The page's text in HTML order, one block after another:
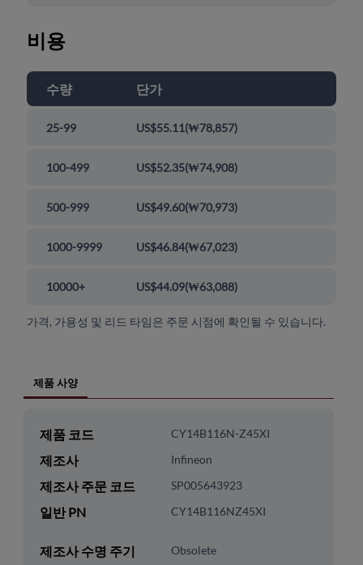
비용
수량 단가
25-99 US$55.11(₩78,857)
100-499 US$52.35(₩74,908)
500-999 US$49.60(₩70,973)
1000-9999 US$46.84(₩67,023)
10000+ US$44.09(₩63,088)
가격, 가용성 및 리드 타임은 주문 시점에 확인될 수 있습니다.
제품 사양
제품 코드 CY14B116N-Z45XI
제조사 Infineon
제조사 주문 코드 SP005643923
일반 PN CY14B116NZ45XI
제조사 수명 주기 Obsolete